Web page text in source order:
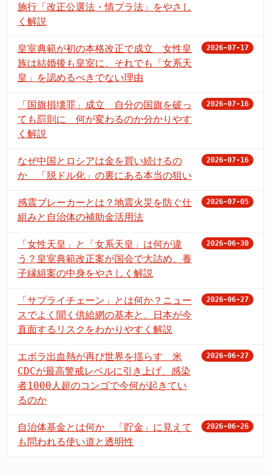
施行「改正公選法・情プラ法」をやさし
く解説
皇室典範が初の本格改正で成立 女性皇
族は結婚後も皇室に、それでも「女系天
皇」を認めるべきでない理由
2026-07-17
「国旗損壊罪」成立 自分の国旗を破っ
ても罰則に 何が変わるのか分かりやす
く解説
2026-07-16
なぜ中国とロシアは金を買い続けるの
か 「脱ドル化」の裏にある本当の狙い
2026-07-16
感震ブレーカーとは？地震火災を防ぐ仕
組みと自治体の補助金活用法
2026-07-05
「女性天皇」と「女系天皇」は何が違
う？皇室典範改正案が国会で大詰め、養
子縁組案の中身をやさしく解説
2026-06-30
「サプライチェーン」とは何か？ニュー
スでよく聞く供給網の基本と、日本が今
直面するリスクをわかりやすく解説
2026-06-27
エボラ出血熱が再び世界を揺らす 米
CDCが最高警戒レベルに引き上げ、感染
者1000人超のコンゴで今何が起きてい
るのか
2026-06-27
自治体基金とは何か 「貯金」に見えて
も問われる使い道と透明性
2026-06-26